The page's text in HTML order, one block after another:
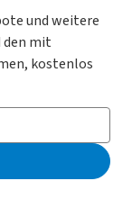
und weitere
den mit
kostenlos